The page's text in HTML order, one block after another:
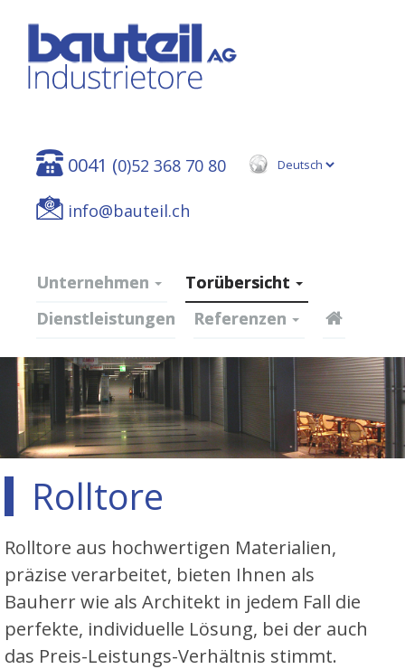
0041 (0)52 368 70 80
info@bauteil.ch
Unternehmen
Torübersicht
Dienstleistungen
Referenzen
Rolltore
Rolltore aus hochwertigen Materialien,
präzise verarbeitet, bieten Ihnen als
Bauherr wie als Architekt in jedem Fall die
perfekte, individuelle Lösung, bei der auch
das Preis-Leistungs-Verhältnis stimmt.